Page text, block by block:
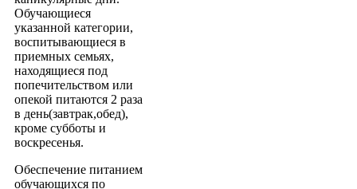
Обучающиеся
указанной категории,
воспитывающиеся в
приемных семьях,
находящиеся под
попечительством или
опекой питаются 2 раза
в день(завтрак,обед),
кроме субботы и
воскресенья.
Обеспечение питанием
обучающихся по